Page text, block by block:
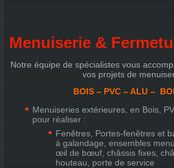
Menuiserie &
Notre équipe de spécialistes vous
vos projets de
BOIS – PVC – ALU –
Menuiseries extérieures, en Bois,
pour réaliser :
Fenêtres, Portes-fenêtres et
à galandage, ensembles
œil de bœuf, châssis fixes,
houteau, porte de service